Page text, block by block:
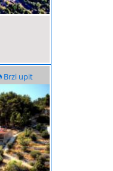
Brzi upit